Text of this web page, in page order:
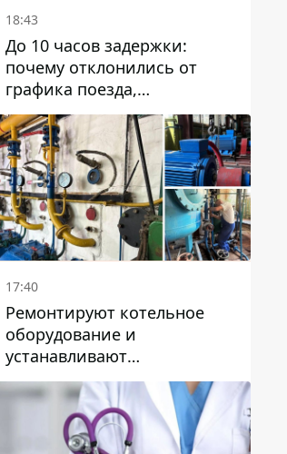
18:43
До 10 часов задержки:
почему отклонились от
графика поезда,
курсирующие через Днепр
и область
17:40
Ремонтируют котельное
оборудование и
устанавливают
генераторные установки:
как в Днепре готовятся к
отопительному сезону